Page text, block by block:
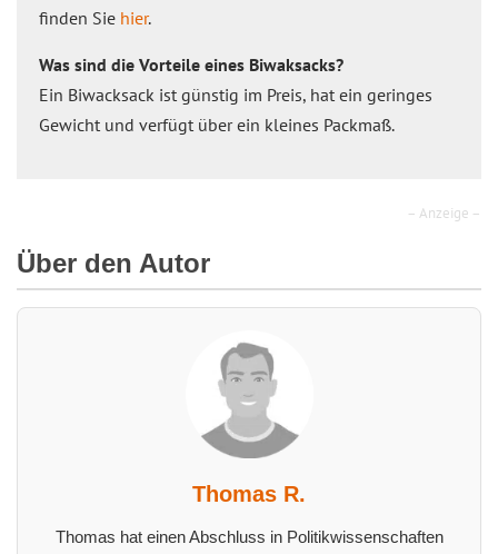
finden Sie hier.
Was sind die Vorteile eines Biwaksacks?
Ein Biwacksack ist günstig im Preis, hat ein geringes
Gewicht und verfügt über ein kleines Packmaß.
– Anzeige –
Über den Autor
Thomas R.
Thomas hat einen Abschluss in Politikwissenschaften